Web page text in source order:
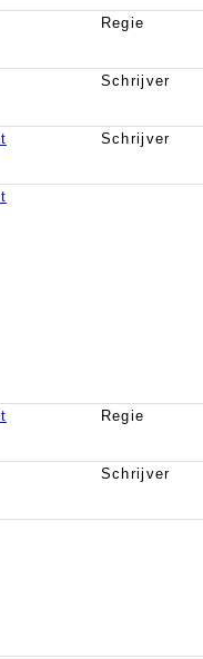
Regie
Schrijver
Schrijver
Regie
Schrijver